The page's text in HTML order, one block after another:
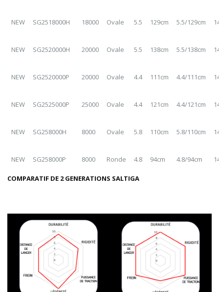
NEW SG2518000H 18000 Ovale 5.5 129cm 5.5/129cm
NEW SG2520000H 20000 Ovale 5.5 138cm 5.5/138cm
NEW SG2520000P 20000 Ovale 4.4 111cm 4.4/111cm
NEW SG2525000P 25000 Ovale 4.4 121cm 4.4/121cm
NEW SG258000H 8000 Ovale 5.8 110cm 5.8/110cm
NEW SG258000P 8000 Ronde 4.8 94cm 4.8/94cm
COMPARATIF DE 2 GENERATIONS SALTIGA